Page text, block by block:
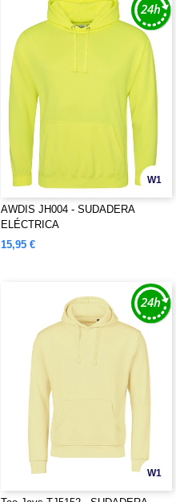
W1
AWDIS JH004 - SUDADERA
ELÉCTRICA
15,95 €
W1